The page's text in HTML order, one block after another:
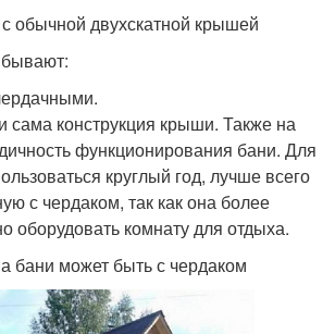
обычной двухскатной крышей
сама конструкция крыши. Также на
функционирования бани. Для
круглый год, лучше всего
с чердаком, так как она более
оборудовать комнату для отдыха.
бани может быть с чердаком